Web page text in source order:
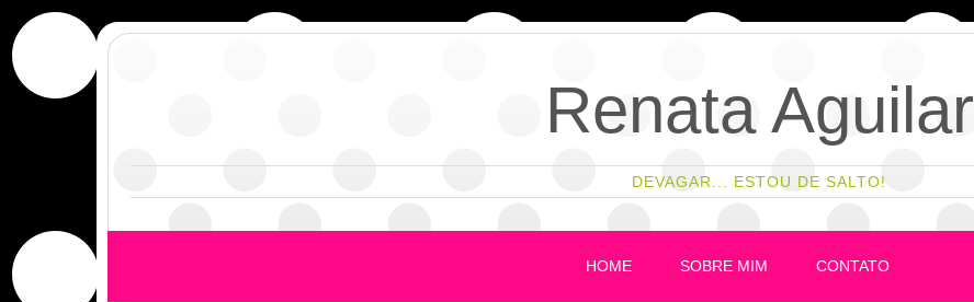
Renata Aguilar
DEVAGAR... ESTOU DE SALTO!
HOME SOBRE MIM CONTATO